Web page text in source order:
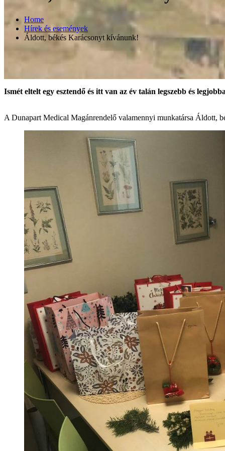
Home
Hírek és események
Áldott, békés Karácsonyt kívánunk!
Ismét eltelt egy esztendő és itt van az év talán legszebb és
A Dunapart Medical Magánrendelő valamennyi munkatársa Áldott,